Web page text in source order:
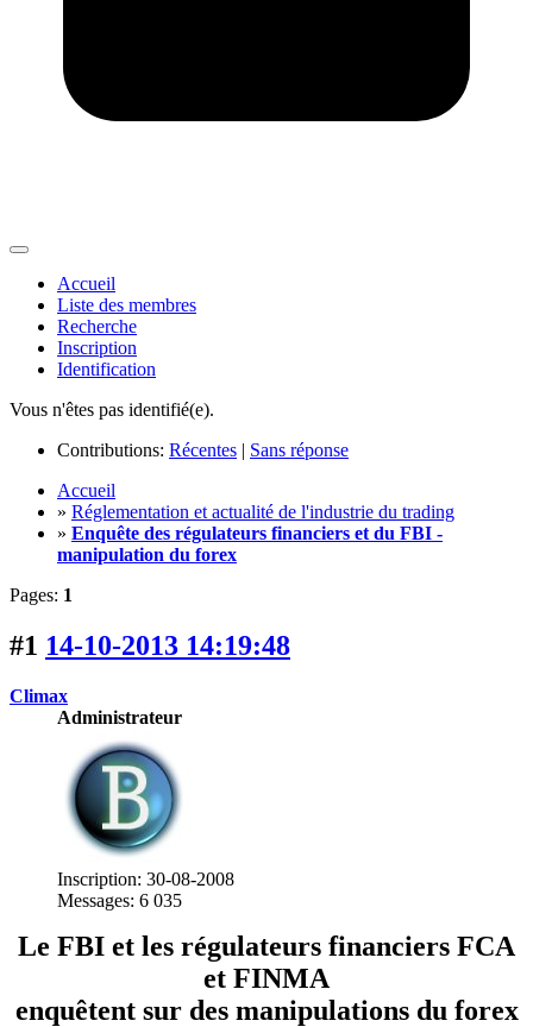
Accueil
Liste des membres
Recherche
Inscription
Identification
Vous n'êtes pas identifié(e).
Contributions: Récentes | Sans réponse
Accueil
» Réglementation et actualité de l'industrie du trading
» Enquête des régulateurs financiers et du FBI -
manipulation du forex
Pages: 1
#1 14-10-2013 14:19:48
Climax
Administrateur
Inscription: 30-08-2008
Messages: 6 035
Le FBI et les régulateurs financiers FCA
et FINMA
enquêtent sur des manipulations du forex